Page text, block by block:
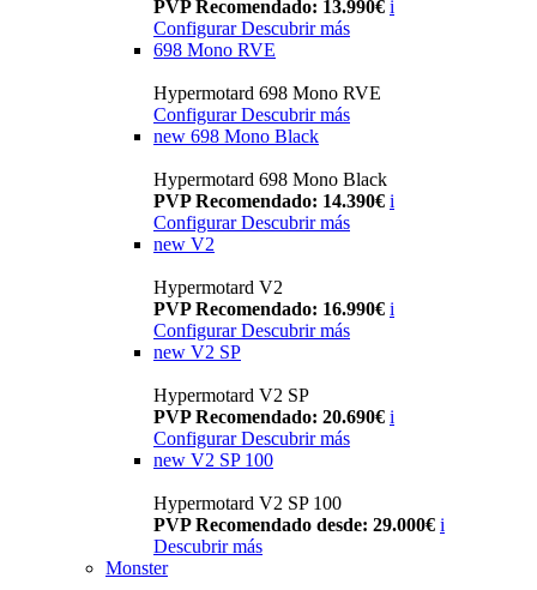
PVP Recomendado: 13.990€ i
ConfigurarDescubrir más
698 Mono RVE
Hypermotard 698 Mono RVE
Configurar Descubrir más
new 698 Mono Black
Hypermotard 698 Mono Black
PVP Recomendado: 14.390€ i
Configurar Descubrir más
new V2
Hypermotard V2
PVP Recomendado: 16.990€ i
Configurar Descubrir más
new V2 SP
Hypermotard V2 SP
PVP Recomendado: 20.690€ i
Configurar Descubrir más
new V2 SP 100
Hypermotard V2 SP 100
PVP Recomendado desde: 29.000€ i
Descubrir más
Monster